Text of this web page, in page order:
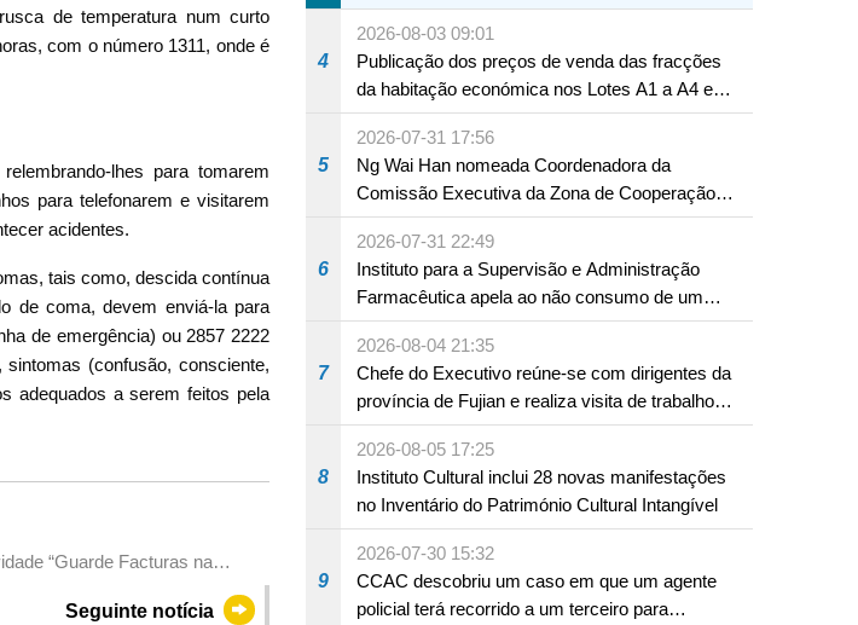
de temperatura num curto
com o número 1311, onde é
lhes para tomarem
para telefonarem e visitarem
acidentes.
tais como, descida contínua
de coma, devem enviá-la para
de emergência) ou 2857 2222
(confusão, consciente,
adequados a serem feitos pela
“Guarde Facturas na
Seguinte notícia
internacionais Serviços interdepartamentais
envidam esforços para assegurar a saúde dos
bebés e crianças, assim como a segurança
alimentar
4
2026-08-03 09:01
Publicação dos preços de venda das fracções
da habitação económica nos Lotes A1 a A4 e
A12 da Zona A dos Novos Aterros
5
2026-07-31 17:56
Ng Wai Han nomeada Coordenadora da
Comissão Executiva da Zona de Cooperação
Aprofundada entre Guangdong e Macau em
Hengqin
6
2026-07-31 22:49
Instituto para a Supervisão e Administração
Farmacêutica apela ao não consumo de um
produto com substâncias medicamentosas
ocidentais
7
2026-08-04 21:35
Chefe do Executivo reúne-se com dirigentes da
província de Fujian e realiza visita de trabalho
em Fuzhou
8
2026-08-05 17:25
Instituto Cultural inclui 28 novas manifestações
no Inventário do Património Cultural Intangível
9
2026-07-30 15:32
CCAC descobriu um caso em que um agente
policial terá recorrido a um terceiro para